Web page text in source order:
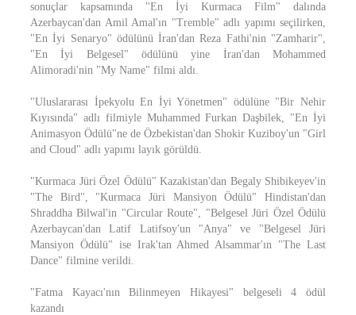
sonuçlar kapsamında "En İyi Kurmaca Film" dalında
Azerbaycan'dan Amil Amal'ın "Tremble" adlı yapımı seçilirken,
"En İyi Senaryo" ödülünü İran'dan Reza Fathi'nin "Zamharir",
"En İyi Belgesel" ödülünü yine İran'dan Mohammed
Alimoradi'nin "My Name" filmi aldı.
"Uluslararası İpekyolu En İyi Yönetmen" ödülüne "Bir Nehir
Kıyısında" adlı filmiyle Muhammed Furkan Daşbilek, "En İyi
Animasyon Ödülü"ne de Özbekistan'dan Shokir Kuziboy'un "Girl
and Cloud" adlı yapımı layık görüldü.
"Kurmaca Jüri Özel Ödülü" Kazakistan'dan Begaly Shibikeyev'in
"The Bird", "Kurmaca Jüri Mansiyon Ödülü" Hindistan'dan
Shraddha Bilwal'in "Circular Route", "Belgesel Jüri Özel Ödülü
Azerbaycan'dan Latif Latifsoy'un "Anya" ve "Belgesel Jüri
Mansiyon Ödülü" ise Irak'tan Ahmed Alsammar'ın "The Last
Dance" filmine verildi.
"Fatma Kayacı'nın Bilinmeyen Hikayesi" belgeseli 4 ödül
kazandı